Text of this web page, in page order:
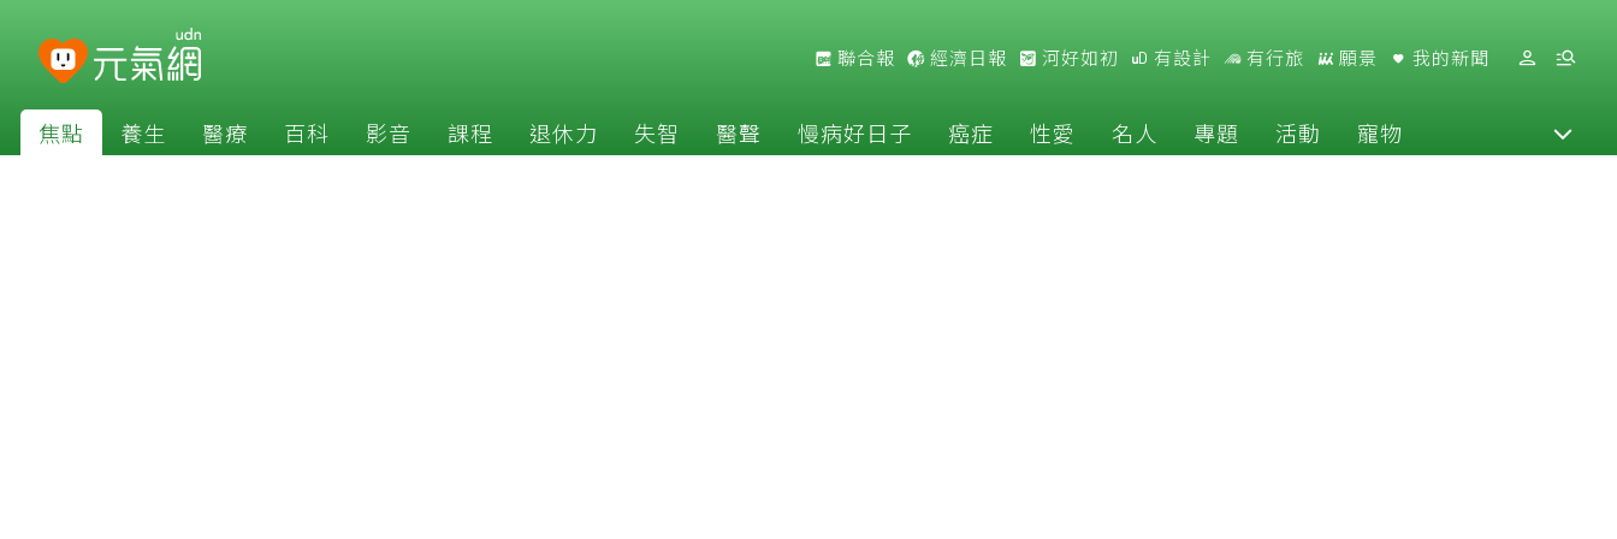
聯合報 經濟日報 河好如初 有設計 有行旅 願景 我的新聞
焦點 養生 醫療 百科 影音 課程 退休力 失智 醫聲 慢病好日子 癌症 性愛 名人 專題 活動 寵物